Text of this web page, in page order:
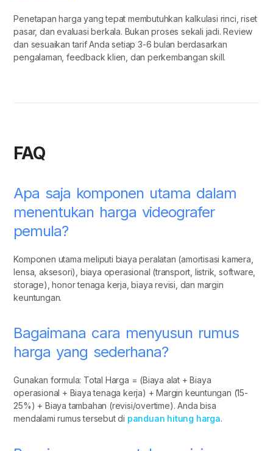
Penetapan harga yang tepat membutuhkan kalkulasi rinci, riset
pasar, dan evaluasi berkala. Bukan proses sekali jadi. Review
dan sesuaikan tarif Anda setiap 3-6 bulan berdasarkan
pengalaman, feedback klien, dan perkembangan skill.
FAQ
Apa saja komponen utama dalam
menentukan harga videografer
pemula?
Komponen utama meliputi biaya peralatan (amortisasi kamera,
lensa, aksesori), biaya operasional (transport, listrik, software,
storage), honor tenaga kerja, biaya revisi, dan margin
keuntungan.
Bagaimana cara menyusun rumus
harga yang sederhana?
Gunakan formula: Total Harga = (Biaya alat + Biaya
operasional + Biaya tenaga kerja) + Margin keuntungan (15-
25%) + Biaya tambahan (revisi/overtime). Anda bisa
mendalami rumus tersebut di panduan hitung harga.